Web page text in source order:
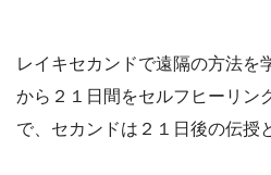
レイキセカンドで遠隔の方法を
から２１日間をセルフヒーリン
で、セカンドは２１日後の伝授